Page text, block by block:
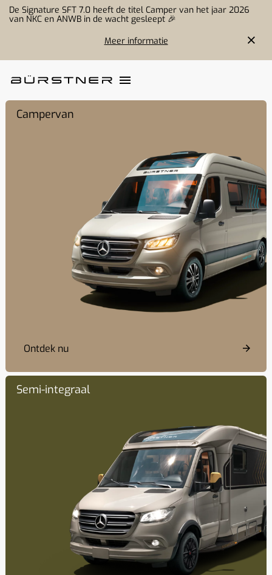
Campervan
Ontdek nu
Semi-integraal
De Signature SFT 7.0 heeft de titel Camper van het jaar 2026
van NKC en ANWB in de wacht gesleept 🎉
Meer informatie